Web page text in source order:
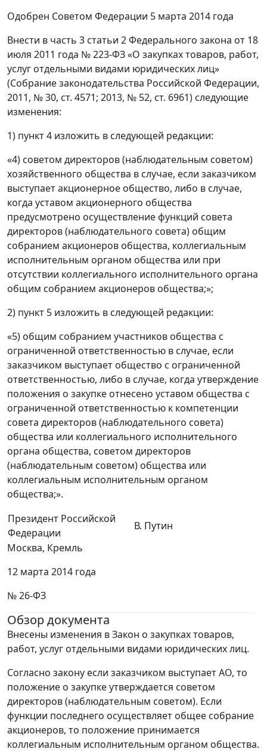
Одобрен Советом Федерации 5 марта 2014 года
Внести в часть 3 статьи 2 Федерального закона от 18
июля 2011 года № 223-ФЗ «О закупках товаров, работ,
услуг отдельными видами юридических лиц»
(Собрание законодательства Российской Федерации,
2011, № 30, ст. 4571; 2013, № 52, ст. 6961) следующие
изменения:
1) пункт 4 изложить в следующей редакции:
«4) советом директоров (наблюдательным советом)
хозяйственного общества в случае, если заказчиком
выступает акционерное общество, либо в случае,
когда уставом акционерного общества
предусмотрено осуществление функций совета
директоров (наблюдательного совета) общим
собранием акционеров общества, коллегиальным
исполнительным органом общества или при
отсутствии коллегиального исполнительного органа
общим собранием акционеров общества;»;
2) пункт 5 изложить в следующей редакции:
«5) общим собранием участников общества с
ограниченной ответственностью в случае, если
заказчиком выступает общество с ограниченной
ответственностью, либо в случае, когда утверждение
положения о закупке отнесено уставом общества с
ограниченной ответственностью к компетенции
совета директоров (наблюдательного совета)
общества или коллегиального исполнительного
органа общества, советом директоров
(наблюдательным советом) общества или
коллегиальным исполнительным органом
общества;».
Президент Российской
Федерации
В. Путин
Москва, Кремль
12 марта 2014 года
№ 26-ФЗ
Обзор документа
Внесены изменения в Закон о закупках товаров,
работ, услуг отдельными видами юридических лиц.
Согласно закону если заказчиком выступает АО, то
положение о закупке утверждается советом
директоров (наблюдательным советом). Если
функции последнего осуществляет общее собрание
акционеров, то положение принимается
коллегиальным исполнительным органом общества.